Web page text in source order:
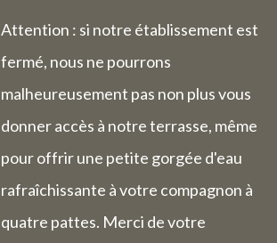
Attention : si notre établissement est
fermé, nous ne pourrons
malheureusement pas non plus vous
donner accès à notre terrasse, même
pour offrir une petite gorgée d'eau
rafraîchissante à votre compagnon à
quatre pattes. Merci de votre